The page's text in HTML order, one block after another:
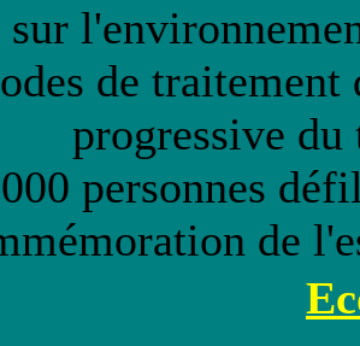
de traitement
progressive
personnes
de